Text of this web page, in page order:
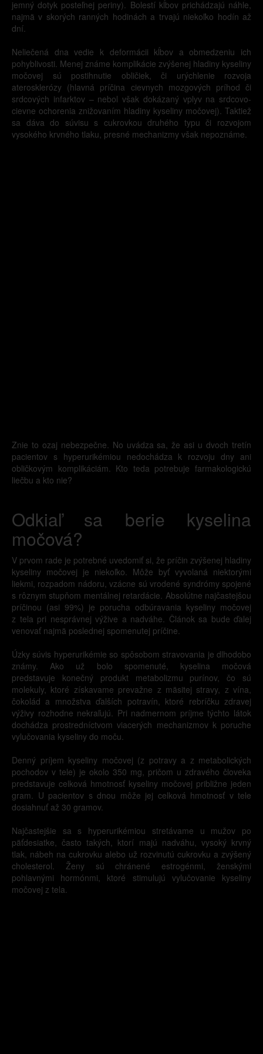
jemný dotyk posteľnej periny). Bolestí kĺbov prichádzajú náhle,
najmä v skorých ranných hodinách a trvajú niekoľko hodín až
dní.
Neliečená dna vedie k deformácii kĺbov a obmedzeniu ich
pohyblivosti. Menej známe komplikácie zvýšenej hladiny kyseliny
močovej sú postihnutie obličiek, či urýchlenie rozvoja
aterosklerózy (hlavná príčina cievnych mozgových príhod či
srdcových infarktov – nebol však dokázaný vplyv na srdcovo-
cievne ochorenia znižovaním hladiny kyseliny močovej). Taktiež
sa dáva do súvisu s cukrovkou druhého typu či rozvojom
vysokého krvného tlaku, presné mechanizmy však nepoznáme.
Znie to ozaj nebezpečne. No uvádza sa, že asi u dvoch tretín
pacientov s hyperurikémiou nedochádza k rozvoju dny ani
obličkovým komplikáciám. Kto teda potrebuje farmakologickú
liečbu a kto nie?
Odkiaľ sa berie kyselina
močová?
V prvom rade je potrebné uvedomiť si, že príčin zvýšenej hladiny
kyseliny močovej je niekoľko. Môže byť vyvolaná niektorými
liekmi, rozpadom nádoru, vzácne sú vrodené syndrómy spojené
s rôznym stupňom mentálnej retardácie. Absolútne najčastejšou
príčinou (asi 99%) je porucha odbúravania kyseliny močovej
z tela pri nesprávnej výžive a nadváhe. Článok sa bude ďalej
venovať najmä poslednej spomenutej príčine.
Úzky súvis hyperurikémie so spôsobom stravovania je dlhodobo
známy. Ako už bolo spomenuté, kyselina močová
predstavuje konečný produkt metabolizmu purínov, čo sú
molekuly, ktoré získavame prevažne z mäsitej stravy, z vína,
čokolád a množstva ďalších potravín, ktoré rebríčku zdravej
výživy rozhodne nekraľujú. Pri nadmernom príjme týchto látok
dochádza prostredníctvom viacerých mechanizmov k poruche
vylučovania kyseliny do moču.
Denný príjem kyseliny močovej (z potravy a z metabolických
pochodov v tele) je okolo 350 mg, pričom u zdravého človeka
predstavuje celková hmotnosť kyseliny močovej približne jeden
gram. U pacientov s dnou môže jej celková hmotnosť v tele
dosiahnuť až 30 gramov.
Najčastejšie sa s hyperurikémiou stretávame u mužov po
päťdesiatke, často takých, ktorí majú nadváhu, vysoký krvný
tlak, nábeh na cukrovku alebo už rozvinutú cukrovku a zvýšený
cholesterol. Ženy sú chránené estrogénmi, ženskými
pohlavnými hormónmi, ktoré stimulujú vylučovanie kyseliny
močovej z tela.